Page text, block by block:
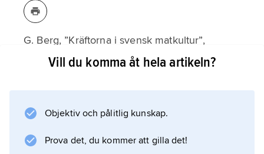
G. Berg, ”Kräftorna i svensk matkultur”,
FataburenVill du komma åt hela artikeln?
Objektiv och pålitlig kunskap.
Prova det, du kommer att gilla det!